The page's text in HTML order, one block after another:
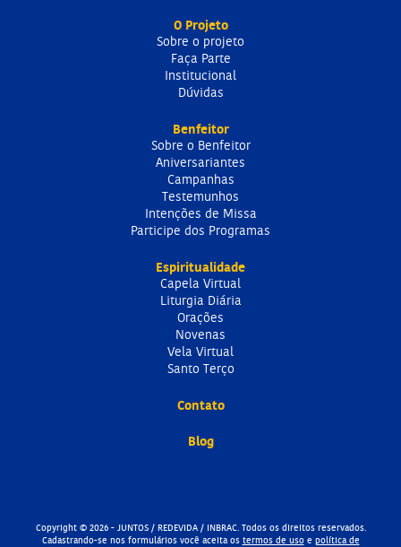
O Projeto
Sobre o projeto
Faça Parte
Institucional
Dúvidas
Benfeitor
Sobre o Benfeitor
Aniversariantes
Campanhas
Testemunhos
Intenções de Missa
Participe dos Programas
Espiritualidade
Capela Virtual
Liturgia Diária
Orações
Novenas
Vela Virtual
Santo Terço
Contato
Blog
Copyright © 2026 - JUNTOS / REDEVIDA / INBRAC. Todos os direitos reservados.
Cadastrando-se nos formulários você aceita ostermos de usoe política de